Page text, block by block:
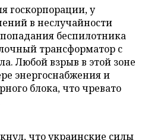
госкорпорации, у
в неслучайности
беспилотника
трансформатор с
Любой взрыв в этой зоне
энергоснабжения и
блока, что чревато
что украинские силы